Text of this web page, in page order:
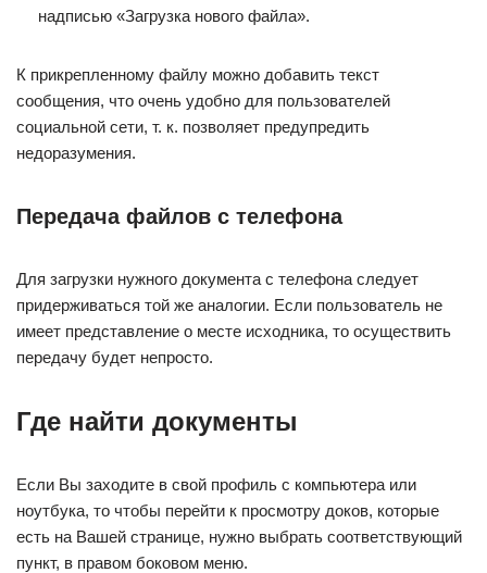
надписью «Загрузка нового файла».
К прикрепленному файлу можно добавить текст
сообщения, что очень удобно для пользователей
социальной сети, т. к. позволяет предупредить
недоразумения.
Передача файлов с телефона
Для загрузки нужного документа с телефона следует
придерживаться той же аналогии. Если пользователь не
имеет представление о месте исходника, то осуществить
передачу будет непросто.
Где найти документы
Если Вы заходите в свой профиль с компьютера или
ноутбука, то чтобы перейти к просмотру доков, которые
есть на Вашей странице, нужно выбрать соответствующий
пункт, в правом боковом меню.